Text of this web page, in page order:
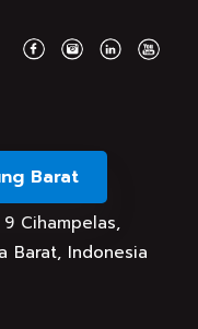
Barat
Cihampelas,
Barat, Indonesia